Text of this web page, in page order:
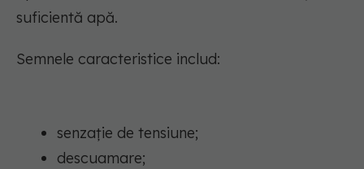
suficientă apă.
Semnele caracteristice includ:
senzație de tensiune;
descuamare;